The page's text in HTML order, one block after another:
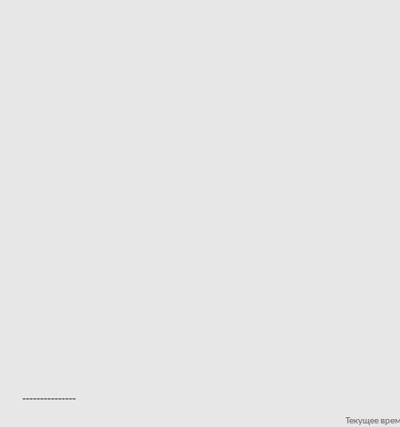
---------------
Текущее